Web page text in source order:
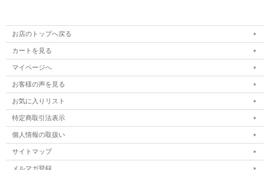
お店のトップへ戻る
カートを見る
マイページへ
お客様の声を見る
お気に入りリスト
特定商取引法表示
個人情報の取扱い
サイトマップ
メルマガ登録